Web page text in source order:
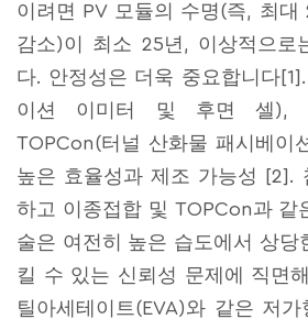
이려면 PV 모듈의 수명(즉, 최대
감소)이 최소 25년, 이상적으로
다. 안정성은 더욱 중요합니다[1].
이션 이미터 및 후면 셀),
TOPCon(터널 산화물 패시베이
높은 효율성과 제조 가능성 [2].
하고 이종접합 및 TOPCon과 같
술은 여전히 높은 습도에서 상당
킬 수 있는 신뢰성 문제에 직면
틸아세테이트(EVA)와 같은 저